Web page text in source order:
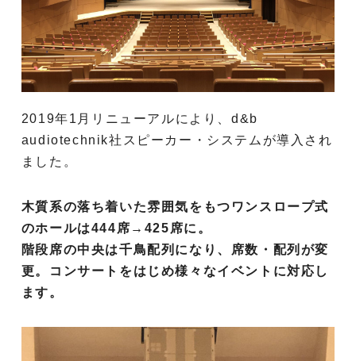
2019年1月リニューアルにより、d&b
audiotechnik社スピーカー・システムが導入され
ました。
木質系の落ち着いた雰囲気をもつワンスロープ式
のホールは444席→425席に。
階段席の中央は千鳥配列になり、席数・配列が変
更。コンサートをはじめ様々なイベントに対応し
ます。